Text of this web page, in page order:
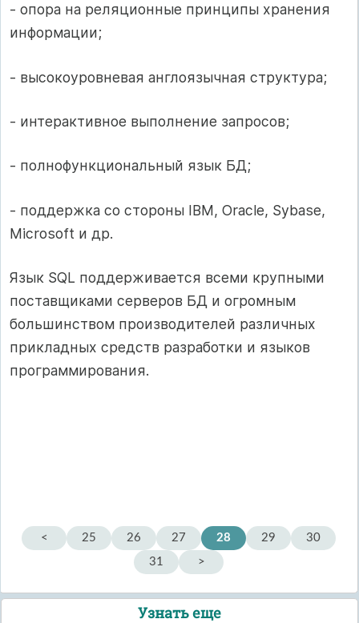
- опора на реляционные принципы хранения
информации;
- высокоуровневая англоязычная структура;
- интерактивное выполнение запросов;
- полнофункциональный язык БД;
- поддержка со стороны IBM, Oracle, Sybase,
Microsoft и др.
Язык SQL поддерживается всеми крупными
поставщиками серверов БД и огромным
большинством производителей различных
прикладных средств разработки и языков
программирования.
< 25 26 27 28 29
30
31
>
Узнать еще